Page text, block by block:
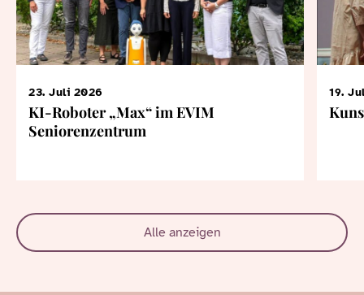
23. Juli 2026
KI-Roboter „Max“ im EVIM
Seniorenzentrum
19.
Alle anzeigen